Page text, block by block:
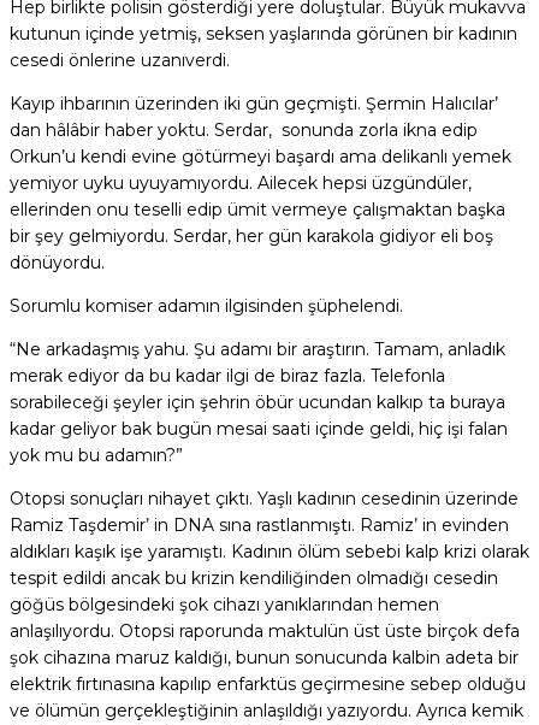
Hep birlikte polisin gösterdiği yere doluştular. Büyük mukavva
kutunun içinde yetmiş, seksen yaşlarında görünen bir kadının
cesedi önlerine uzanıverdi.
Kayıp ihbarının üzerinden iki gün geçmişti. Şermin Halıcılar’
dan hâlâbir haber yoktu. Serdar, sonunda zorla ikna edip
Orkun’u kendi evine götürmeyi başardı ama delikanlı yemek
yemiyor uyku uyuyamıyordu. Ailecek hepsi üzgündüler,
ellerinden onu teselli edip ümit vermeye çalışmaktan başka
bir şey gelmiyordu. Serdar, her gün karakola gidiyor eli boş
dönüyordu.
Sorumlu komiser adamın ilgisinden şüphelendi.
“Ne arkadaşmış yahu. Şu adamı bir araştırın. Tamam, anladık
merak ediyor da bu kadar ilgi de biraz fazla. Telefonla
sorabileceği şeyler için şehrin öbür ucundan kalkıp ta buraya
kadar geliyor bak bugün mesai saati içinde geldi, hiç işi falan
yok mu bu adamın?”
Otopsi sonuçları nihayet çıktı. Yaşlı kadının cesedinin üzerinde
Ramiz Taşdemir’ in DNA sına rastlanmıştı. Ramiz’ in evinden
aldıkları kaşık işe yaramıştı. Kadının ölüm sebebi kalp krizi olarak
tespit edildi ancak bu krizin kendiliğinden olmadığı cesedin
göğüs bölgesindeki şok cihazı yanıklarından hemen
anlaşılıyordu. Otopsi raporunda maktulün üst üste birçok defa
şok cihazına maruz kaldığı, bunun sonucunda kalbin adeta bir
elektrik fırtınasına kapılıp enfarktüs geçirmesine sebep olduğu
ve ölümün gerçekleştiğinin anlaşıldığı yazıyordu. Ayrıca kemik